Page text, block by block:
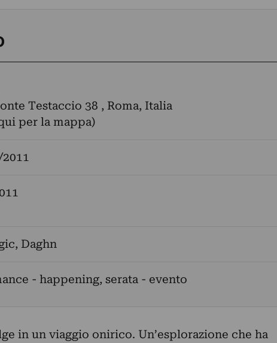
Testaccio 38 , Roma, Italia
per la mappa)
, Daghn
- happening, serata - evento
in un viaggio onirico. Un’esplorazione che ha